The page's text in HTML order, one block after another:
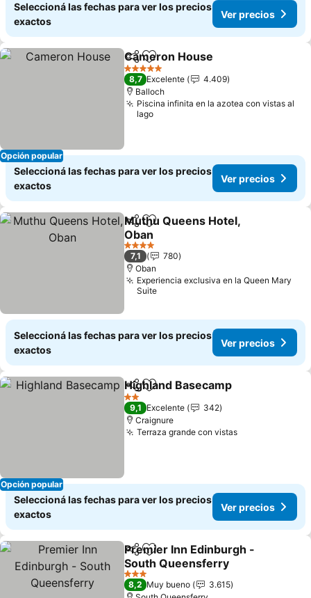
Seleccioná las fechas para ver los precios
exactos
Ver precios
Opción popular
CompartirAñadir a favoritos
Cameron House
5 Estrellas
8,7 Excelente
4.409
Balloch
Piscina infinita en la azotea con vistas al
lago
Seleccioná las fechas para ver los precios
exactos
Ver precios
CompartirAñadir a favoritos
Muthu Queens Hotel,
Oban
4 Estrellas
7,1
780
Oban
Experiencia exclusiva en la Queen Mary
Suite
Seleccioná las fechas para ver los precios
exactos
Ver precios
Opción popular
CompartirAñadir a favoritos
Highland Basecamp
2 Estrellas
9,1 Excelente
342
Craignure
Terraza grande con vistas
Seleccioná las fechas para ver los precios
exactos
Ver precios
CompartirAñadir a favoritos
Premier Inn Edinburgh -
South Queensferry
3 Estrellas
8,2 Muy bueno
3.615